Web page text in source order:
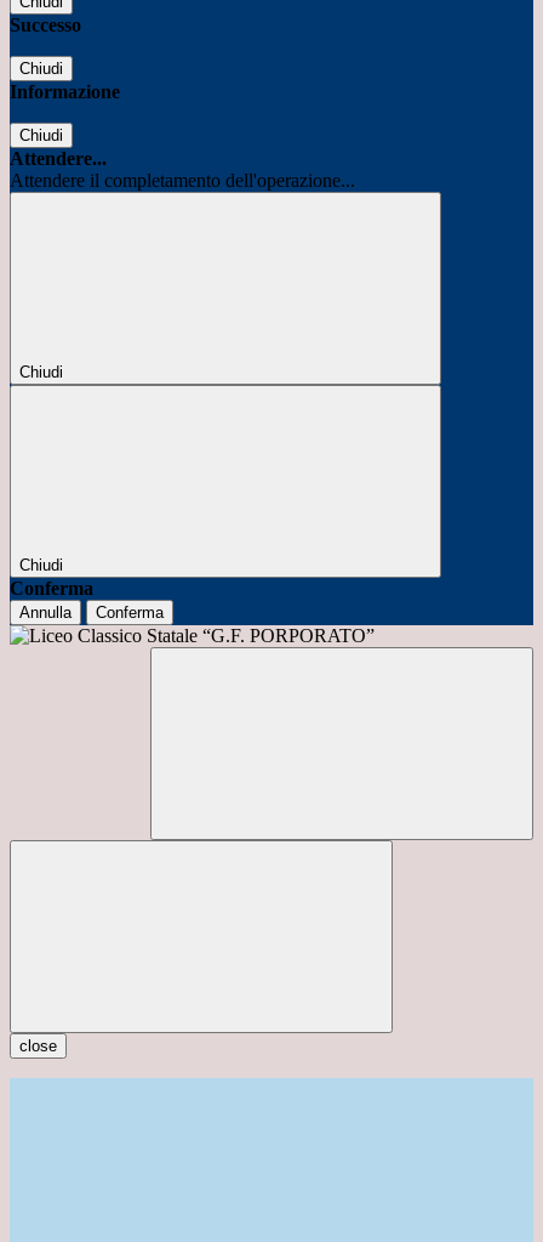
Successo
Chiudi
Informazione
Chiudi
Attendere...
Attendere il completamento dell'operazione...
Chiudi
Chiudi
Conferma
Annulla Conferma
close